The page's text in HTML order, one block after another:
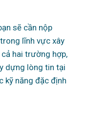
sẽ cần nộp
lĩnh vực xây
hai trường hợp,
dựng lòng tin tại
kỹ năng đặc định